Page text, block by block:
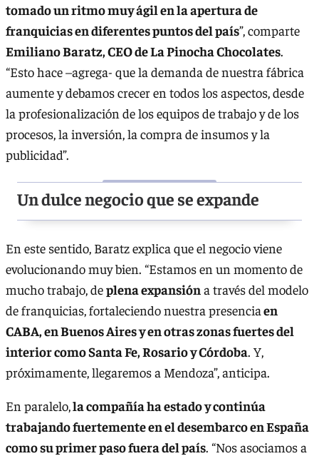
tomado un ritmo muy ágil en la apertura de
franquicias en diferentes puntos del país”, comparte
Emiliano Baratz, CEO de La Pinocha Chocolates.
“Esto hace –agrega- que la demanda de nuestra fábrica
aumente y debamos crecer en todos los aspectos, desde
la profesionalización de los equipos de trabajo y de los
procesos, la inversión, la compra de insumos y la
publicidad”.
Un dulce negocio que se expande
En este sentido, Baratz explica que el negocio viene
evolucionando muy bien. “Estamos en un momento de
mucho trabajo, deplena expansióna través del modelo
de franquicias, fortaleciendo nuestra presenciaen
CABA, en Buenos Aires y en otras zonas fuertes del
interior como Santa Fe, Rosario y Córdoba. Y,
próximamente, llegaremos a Mendoza”, anticipa.
En paralelo,la compañía ha estado y continúa
trabajando fuertemente en el desembarco en España
como su primer paso fuera del país. “Nos asociamos a